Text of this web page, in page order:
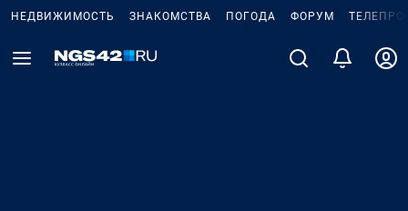
НЕДВИЖИМОСТЬ ЗНАКОМСТВА ПОГОДА ФОРУМ